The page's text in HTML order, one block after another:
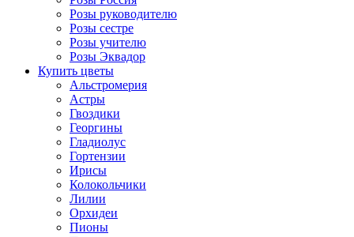
Розы руководителю
Розы сестре
Розы учителю
Розы Эквадор
Купить цветы
Альстромерия
Астры
Гвоздики
Георгины
Гладиолус
Гортензии
Ирисы
Колокольчики
Лилии
Орхидеи
Пионы